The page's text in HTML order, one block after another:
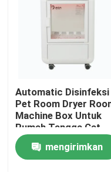
Produk
Tentang kami
Automatic Disinfeksi
Pet Room Dryer
Machine Box Untuk
Rumah Tangga Cat
Dryer K5 1 - 9 Unit
mengirimkan